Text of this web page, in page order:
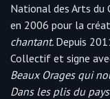
National des Arts
en 2006 pour la
chantant. Depuis
Collectif et signe
Beaux Orages qui
Dans les plis du